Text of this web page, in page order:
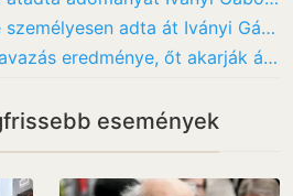
Szabó Bence személyesen adta át Iványi Gábornak az adományt a neki gyűjtött pénzből
Megvan a szavazás eredménye, őt akarják államfőnek a legtöbben
események